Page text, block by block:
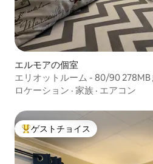
エルモアの個室
エリオットルーム - 80/90 278MB
ロケーション · 家族 · エアコン
大好評のゲストチョイスです。
ゲストチョイス